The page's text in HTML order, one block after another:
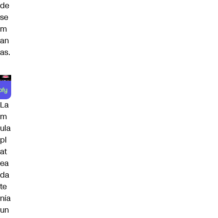
de
se
m
an
as.
La
m
ula
pl
at
ea
da
te
nía
un